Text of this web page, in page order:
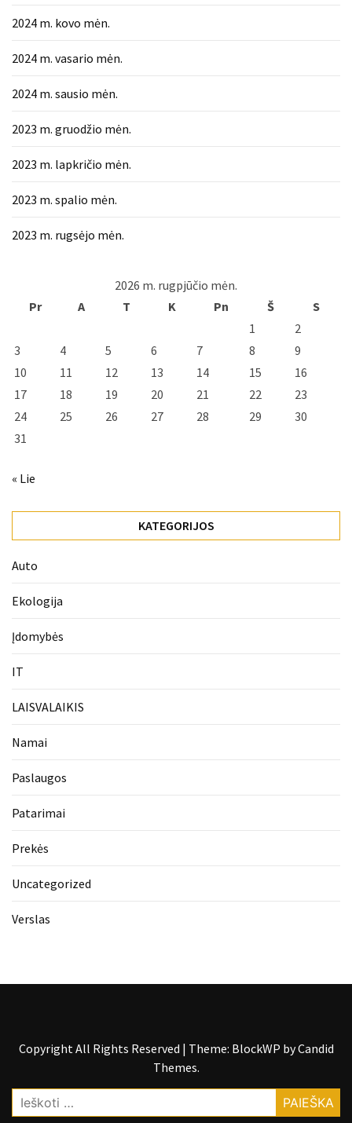
2024 m. kovo mėn.
2024 m. vasario mėn.
2024 m. sausio mėn.
2023 m. gruodžio mėn.
2023 m. lapkričio mėn.
2023 m. spalio mėn.
2023 m. rugsėjo mėn.
2026 m. rugpjūčio mėn.
Pr
A T K Pn Š
S
1
2
3
4 5 6 7 8
9
10
11 12 13 14 15
16
17
18 19 20 21 22
23
24
25 26 27 28 29
30
31
« Lie
KATEGORIJOS
Auto
Ekologija
Įdomybės
IT
LAISVALAIKIS
Namai
Paslaugos
Patarimai
Prekės
Uncategorized
Verslas
Copyright All Rights Reserved | Theme: BlockWP byCandid
Themes.
Ieškoti: